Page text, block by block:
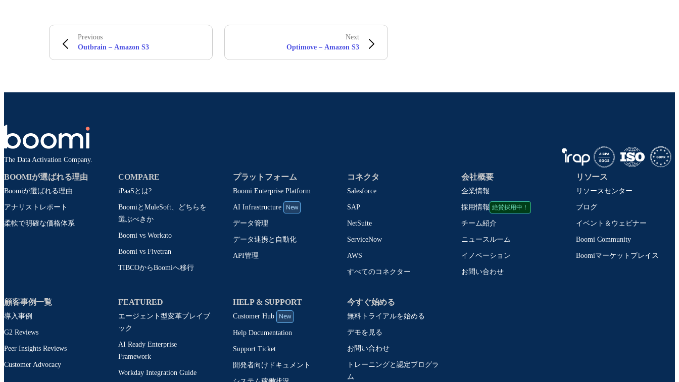
Previous
Outbrain – Amazon S3
Next
Optimove – Amazon S3
The Data Activation Company.
BOOMIが選ばれる理由
Boomiが選ばれる理由
アナリストレポート
柔軟で明確な価格体系
COMPARE
iPaaSとは?
BoomiとMuleSoft、どちらを
選ぶべきか
Boomi vs Workato
Boomi vs Fivetran
TIBCOからBoomiへ移行
プラットフォーム
Boomi Enterprise Platform
AI Infrastructure New
データ管理
データ連携と自動化
API管理
コネクタ
Salesforce
SAP
NetSuite
ServiceNow
AWS
すべてのコネクター
会社概要
企業情報
採用情報 絶賛採用中！
チーム紹介
ニュースルーム
イノベーション
お問い合わせ
リソース
リソースセンター
ブログ
イベント＆ウェビナー
Boomi Community
Boomiマーケットプレイス
顧客事例一覧
導入事例
G2 Reviews
Peer Insights Reviews
Customer Advocacy
FEATURED
エージェント型変革プレイブ
ック
AI Ready Enterprise
Framework
Workday Integration Guide
HELP & SUPPORT
Customer Hub New
Help Documentation
Support Ticket
開発者向けドキュメント
今すぐ始める
無料トライアルを始める
デモを見る
お問い合わせ
トレーニングと認定プログラ
ム